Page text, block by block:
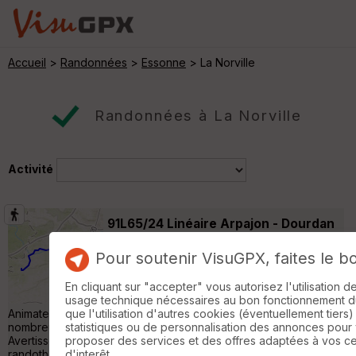
Accueil > Randonnées > Essonne > La Norville
Randonnées à La Norville
Activité
91L65/24 Linéaire Arpajon - Dourdan
29 km
Rando Club Yerrois Rando Club Yerrois
Date : Dimanche 27 octobre 2024
Animateurs : Jean Luc effectif : 14 Remarque particulière :De
nombreux endroits difficilement praticables en raison des crues.
Avertissement Toutes les randonnées répertoriées dans la
Pour soutenir VisuGPX, faites le
En cliquant sur "accepter" vous autorisez l'utilisation
usage technique nécessaires au bon fonctionnement
que l'utilisation d'autres cookies (éventuellement
statistiques ou de personnalisation des annonces pour
proposer des services et des offres adaptées à vos